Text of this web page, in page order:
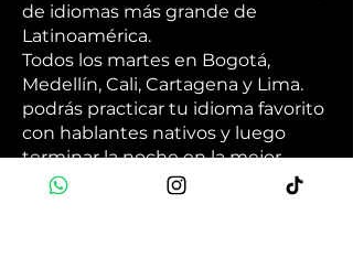
de idiomas más grande de
Latinoamérica.
Todos los martes en Bogotá,
Medellín, Cali, Cartagena y Lima.
podrás practicar tu idioma favorito
con hablantes nativos y luego
terminar la noche en la mejor
fiesta internacional de la ciudad. 🗣️